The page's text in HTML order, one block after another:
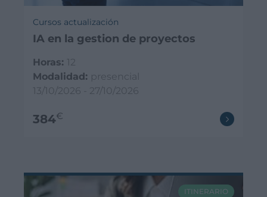
Cursos actualización
IA en la gestion de proyectos
Horas:
12
Modalidad: presencial
13/10/2026 - 27/10/2026
384€
ITINERARIO